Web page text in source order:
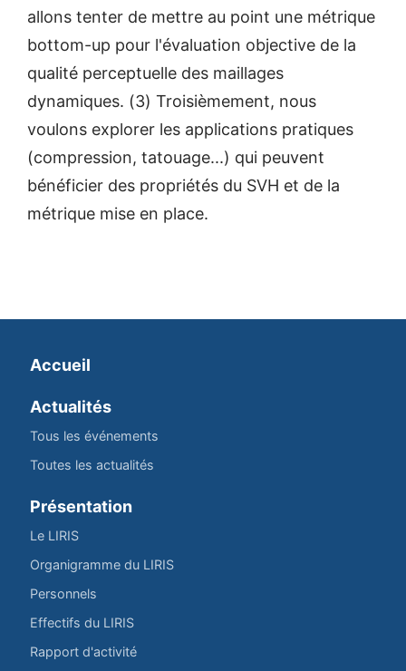
allons tenter de mettre au point une métrique
bottom-up pour l'évaluation objective de la
qualité perceptuelle des maillages
dynamiques. (3) Troisièmement, nous
voulons explorer les applications pratiques
(compression, tatouage...) qui peuvent
bénéficier des propriétés du SVH et de la
métrique mise en place.
Accueil
Actualités
Tous les événements
Toutes les actualités
Présentation
Le LIRIS
Organigramme du LIRIS
Personnels
Effectifs du LIRIS
Rapport d'activité